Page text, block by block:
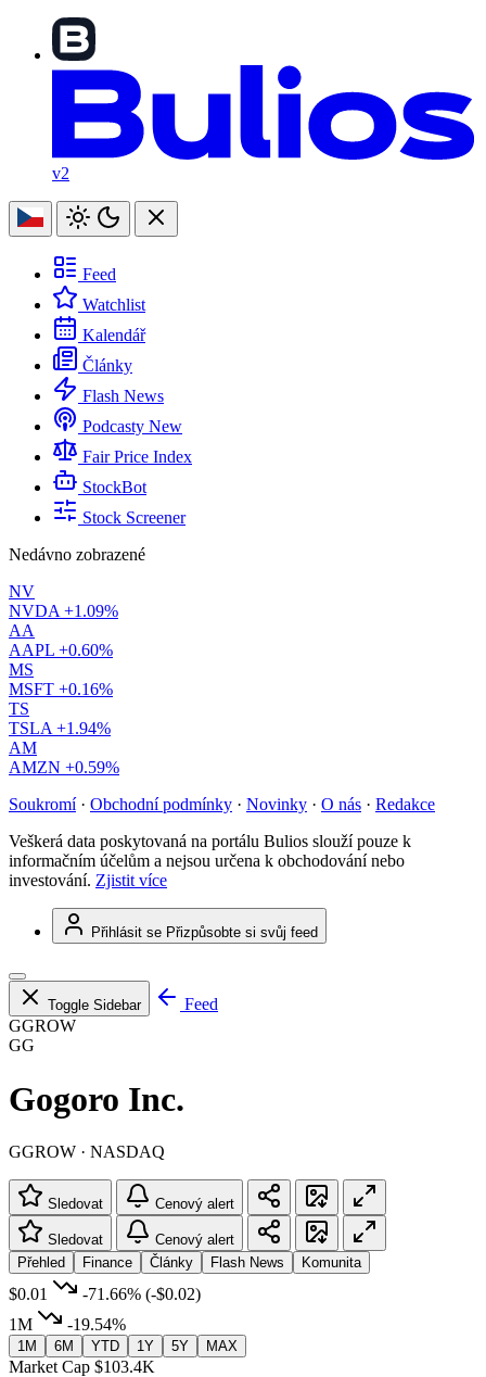
v2
Feed
Watchlist
Kalendář
Články
Flash News
Podcasty New
Fair Price Index
StockBot
Stock Screener
Nedávno zobrazené
NV
NVDA +1.09%
AA
AAPL +0.60%
MS
MSFT +0.16%
TS
TSLA +1.94%
AM
AMZN +0.59%
Soukromí · Obchodní podmínky · Novinky · O nás · Redakce
Veškerá data poskytovaná na portálu Bulios slouží pouze k
informačním účelům a nejsou určena k obchodování nebo
investování. Zjistit více
Přihlásit se Přizpůsobte si svůj feed
Toggle Sidebar
Feed
GGROW
GG
Gogoro Inc.
GGROW · NASDAQ
Sledovat Cenový alert
Sledovat
Cenový alert
Přehled
Finance Články Flash News Komunita
$0.01 -71.66% (-$0.02)
1M
-19.54%
1M 6M YTD 1Y 5Y MAX
Market Cap $103.4K